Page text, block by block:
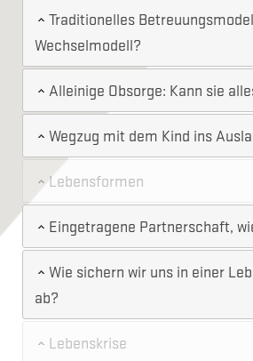
Traditionelles
Wechselmodell?
Alleinige Obsorge: Kann sie
Wegzug mit dem Kind ins
Lebensformen
Eingetragene Partnerschaft,
Wie sichern wir uns in einer
ab?
Lebenskrise